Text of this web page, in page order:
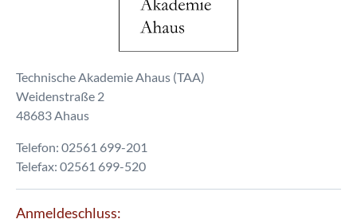
Technische Akademie Ahaus (TAA)
Weidenstraße 2
48683 Ahaus
Telefon: 02561 699-201
Telefax: 02561 699-520
Anmeldeschluss: